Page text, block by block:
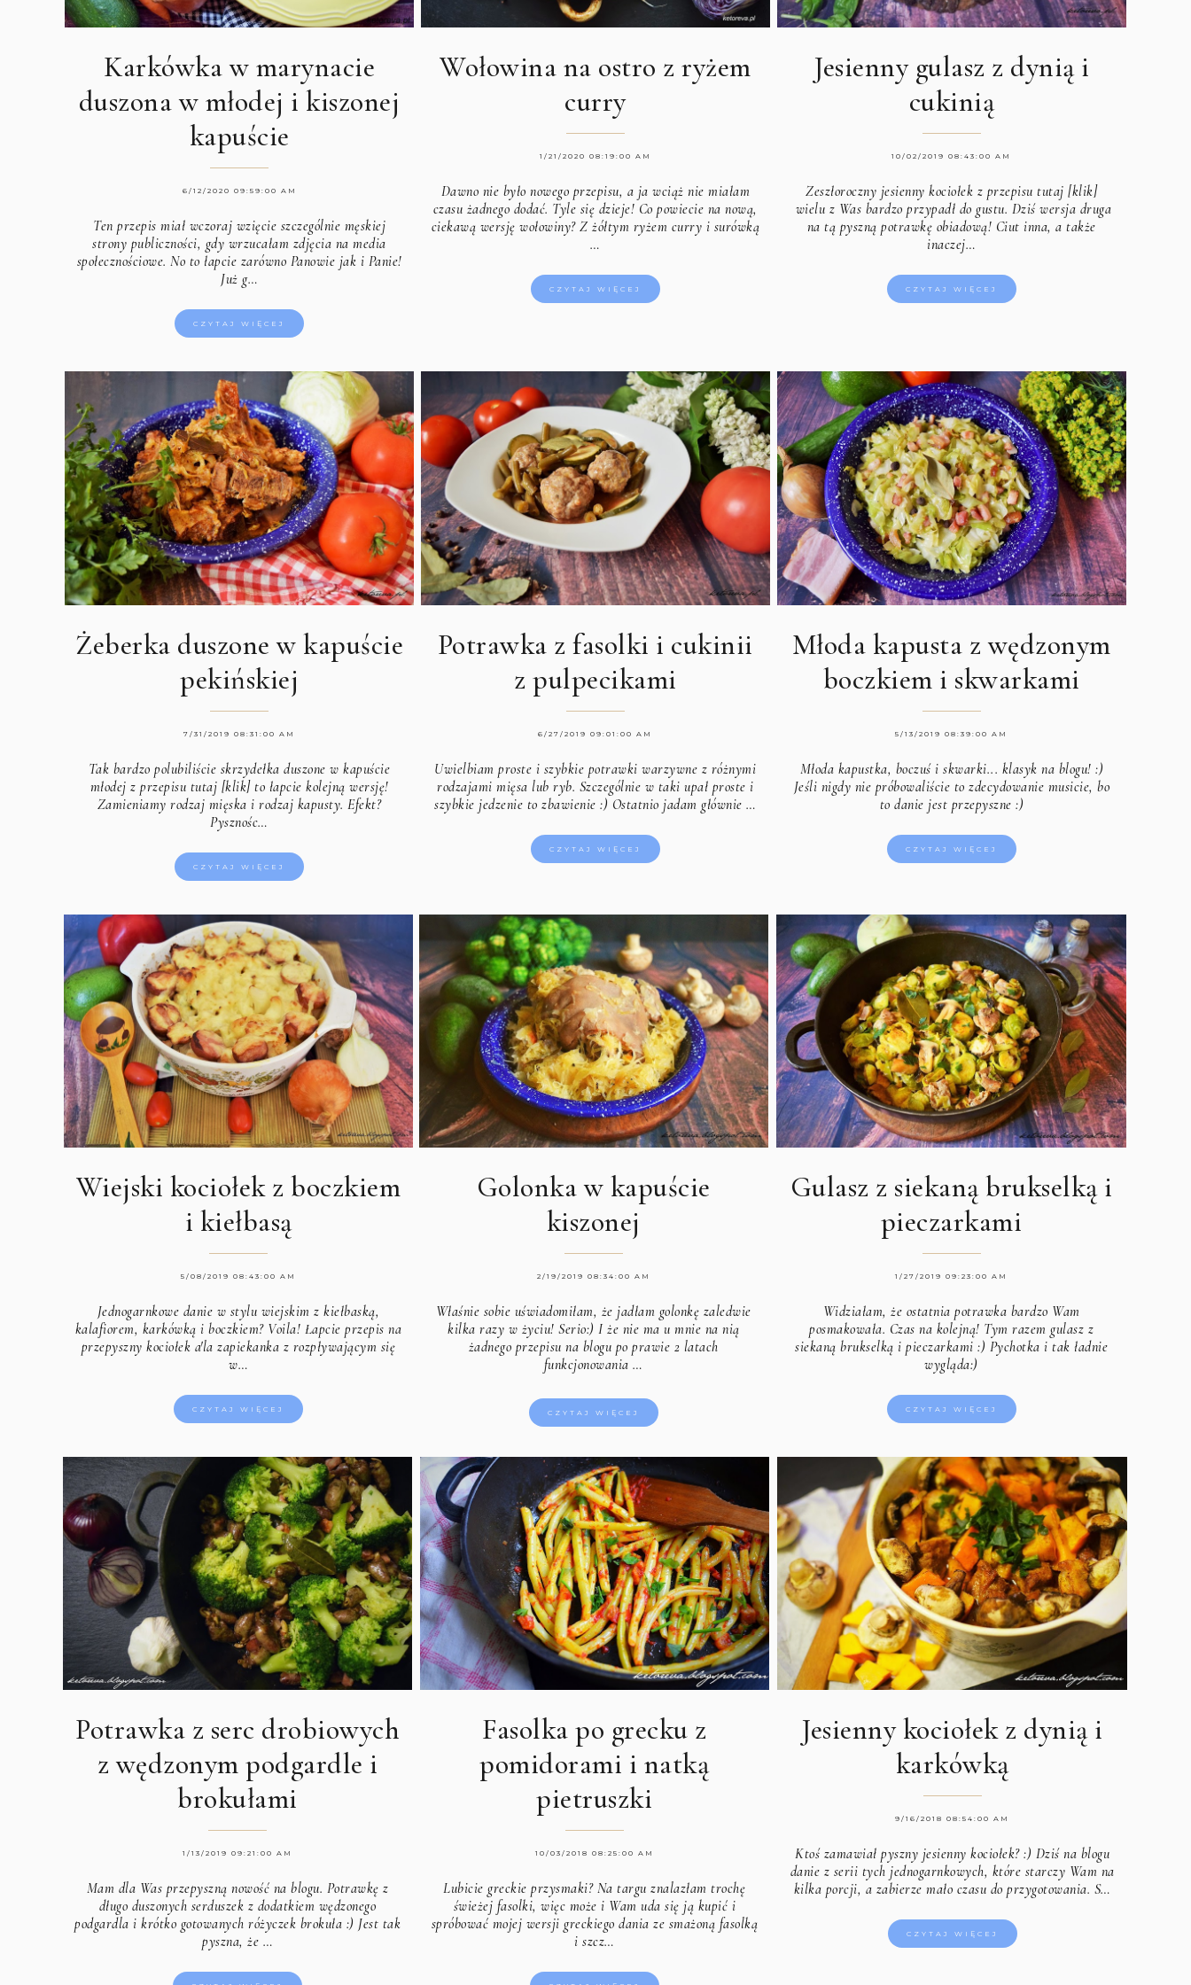
Karkówka w marynacie
duszona w młodej i kiszonej
kapuście
6/12/2020 09:59:00 AM
Ten przepis miał wczoraj wzięcie szczególnie męskiej
strony publiczności, gdy wrzucałam zdjęcia na media
społecznościowe. No to łapcie zarówno Panowie jak i Panie!
Już g…
CZYTAJ WIĘCEJ
Wołowina na ostro z ryżem
curry
1/21/2020 08:19:00 AM
Dawno nie było nowego przepisu, a ja wciąż nie miałam
czasu żadnego dodać. Tyle się dzieje! Co powiecie na nową,
ciekawą wersję wołowiny? Z żółtym ryżem curry i surówką
…
CZYTAJ WIĘCEJ
Jesienny gulasz z dynią i
cukinią
10/02/2019 08:43:00 AM
Zeszłoroczny jesienny kociołek z przepisu tutaj [klik]
wielu z Was bardzo przypadł do gustu. Dziś wersja druga
na tą pyszną potrawkę obiadową! Ciut inna, a także
inaczej…
CZYTAJ WIĘCEJ
Żeberka duszone w kapuście
pekińskiej
7/31/2019 08:31:00 AM
Tak bardzo polubiliście skrzydełka duszone w kapuście
młodej zprzepisu tutaj [klik]to łapcie kolejną wersję!
Zamieniamy rodzaj mięska i rodzaj kapusty. Efekt?
Pysznośc…
CZYTAJ WIĘCEJ
Potrawka z fasolki i cukinii
z pulpecikami
6/27/2019 09:01:00 AM
Uwielbiam proste i szybkie potrawki warzywne z różnymi
rodzajami mięsa lub ryb. Szczególnie w taki upał proste i
szybkie jedzenie to zbawienie :) Ostatnio jadam głównie …
CZYTAJ WIĘCEJ
Młoda kapusta z wędzonym
boczkiem i skwarkami
5/13/2019 08:39:00 AM
Młoda kapustka, boczuś i skwarki... klasyk na blogu! :)
Jeśli nigdy nie próbowaliście to zdecydowanie musicie, bo
to danie jest przepyszne :)
CZYTAJ WIĘCEJ
Wiejski kociołek z boczkiem
i kiełbasą
5/08/2019 08:43:00 AM
Jednogarnkowe danie w stylu wiejskim z kiełbaską,
kalafiorem, karkówką i boczkiem? Voila! Łapcie przepis na
przepyszny kociołek a'la zapiekanka z rozpływającym się
w…
CZYTAJ WIĘCEJ
Golonka w kapuście
kiszonej
2/19/2019 08:34:00 AM
Właśnie sobie uświadomiłam, że jadłam golonkę zaledwie
kilka razy w życiu! Serio:) I że nie ma u mnie na nią
żadnego przepisu na blogu po prawie 2 latach
funkcjonowania …
CZYTAJ WIĘCEJ
Gulasz z siekaną brukselką i
pieczarkami
1/27/2019 09:23:00 AM
Widziałam, że ostatnia potrawka bardzo Wam
posmakowała. Czas na kolejną! Tym razem gulasz z
siekaną brukselką i pieczarkami :) Pychotka i tak ładnie
wygląda:)
CZYTAJ WIĘCEJ
Potrawka z serc drobiowych
z wędzonym podgardle i
brokułami
1/13/2019 09:21:00 AM
Mam dla Was przepyszną nowość na blogu. Potrawkę z
długo duszonych serduszek z dodatkiem wędzonego
podgardla i krótko gotowanych różyczek brokuła :) Jest tak
pyszna, że …
Fasolka po grecku z
pomidorami i natką
pietruszki
10/03/2018 08:25:00 AM
Lubicie greckie przysmaki? Na targu znalazłam trochę
świeżej fasolki, więc może i Wam uda się ją kupić i
spróbować mojej wersji greckiego dania ze smażoną fasolką
i szcz…
Jesienny kociołek z dynią i
karkówką
9/16/2018 08:54:00 AM
Ktoś zamawiał pyszny jesienny kociołek? :) Dziś na blogu
danie z serii tych jednogarnkowych, które starczy Wam na
kilka porcji, a zabierze mało czasu do przygotowania. S…
CZYTAJ WIĘCEJ